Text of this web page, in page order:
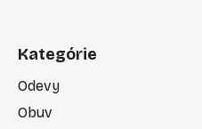
Kategórie
Odevy
Obuv